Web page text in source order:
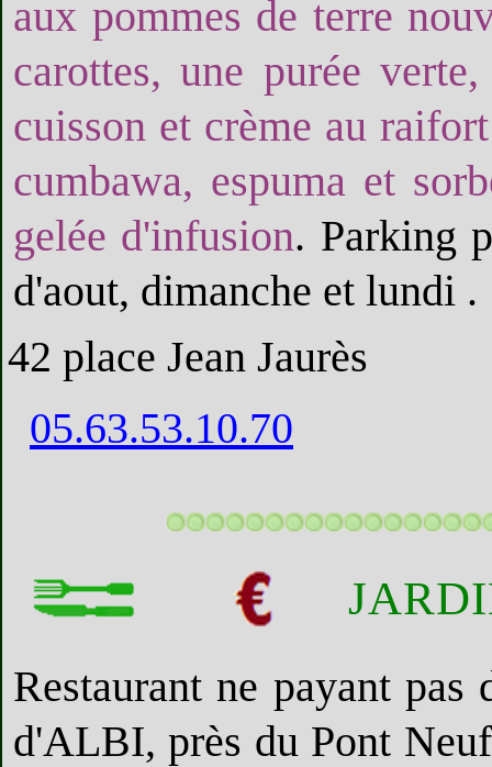
aux pommes de terre
carottes, une purée
cuisson et crème au
cumbawa, espuma et
gelée d'infusion. Parking
d'aout, dimanche et lundi .
42 place Jean Jaurès
05.63.53.10.70
Restaurant ne payant
d'ALBI, près du Pont